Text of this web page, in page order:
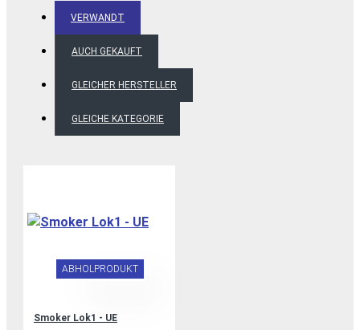
VERWANDT
AUCH GEKAUFT
GLEICHER HERSTELLER
GLEICHE KATEGORIE
ABHOLPRODUKT
Smoker Lok1 - UE